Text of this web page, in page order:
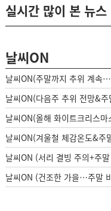
실시간 많이 본 뉴스
날씨ON
날씨ON(주말까지 추위 계속
날씨ON(다음주 추위 전망&주
날씨ON(올해 화이트크리스
날씨ON(겨울철 체감온도&주
날씨ON (서리 결빙 주의+주
날씨ON (건조한 가을…주말